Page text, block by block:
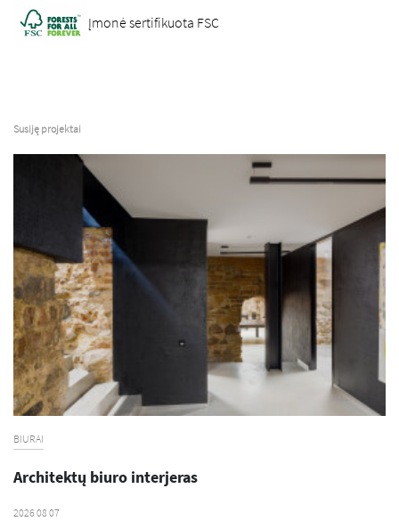
Įmonė sertifikuota FSC
Susiję projektai
BIURAI
Architektų biuro interjeras
2026 08 07